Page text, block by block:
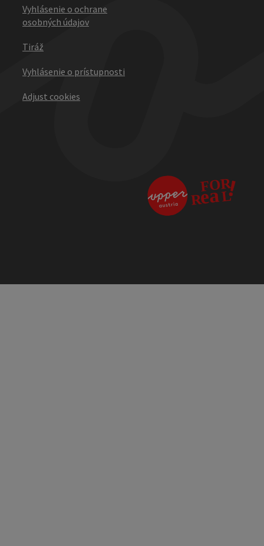
Vyhlásenie o ochrane
osobných údajov
Tiráž
Vyhlásenie o prístupnosti
Adjust cookies